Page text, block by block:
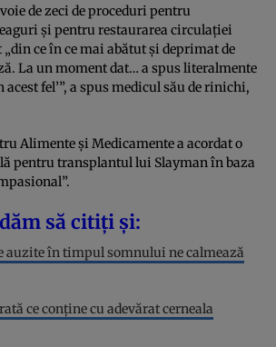
de zeci de proceduri pentru
și pentru restaurarea circulației
ce în ce mai abătut și deprimat de
La un moment dat… a spus literalmente
acest fel’”, a spus medicul său de rinichi,
Alimente și Medicamente a acordat o
pentru transplantul lui Slayman în baza
să citiți și:
auzite în timpul somnului ne calmează
ce conține cu adevărat cerneala